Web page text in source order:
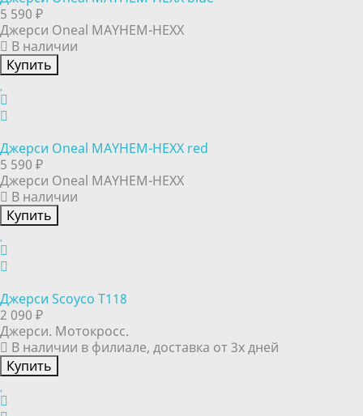
5 590 ₽
Джерси Oneal MAYHEM-HEXX
В наличии
Купить
Джерси Oneal MAYHEM-HEXX red
5 590 ₽
Джерси Oneal MAYHEM-HEXX
В наличии
Купить
Джерси Scoyco T118
2 090 ₽
Джерси. Мотокросс.
В наличии в филиале, доставка от 3х дней
Купить